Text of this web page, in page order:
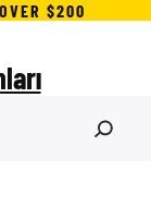
$200